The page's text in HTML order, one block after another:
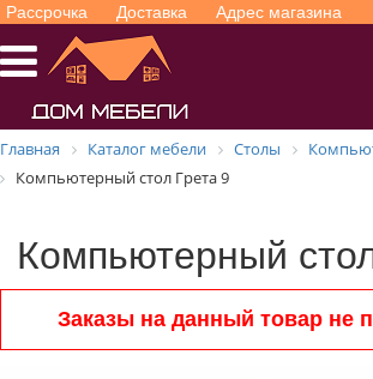
Рассрочка Доставка Адрес магазина
Главная Каталог мебели Столы
Компьютерный стол Грета 9
Компьютерный
Заказы на данный товар не